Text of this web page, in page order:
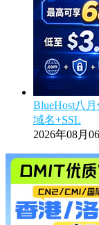
BlueHost八
域名+SSL
2026年08月